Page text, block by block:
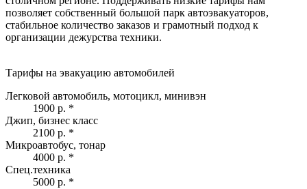
позволяет собственный большой парк автоэвакуаторов,
стабильное количество заказов и грамотный подход к
организации дежурства техники.
Тарифы на эвакуацию автомобилей
Легковой автомобиль, мотоцикл, минивэн
1900 р. *
Джип, бизнес класс
2100 р. *
Микроавтобус, тонар
4000 р. *
Спец.техника
5000 р. *